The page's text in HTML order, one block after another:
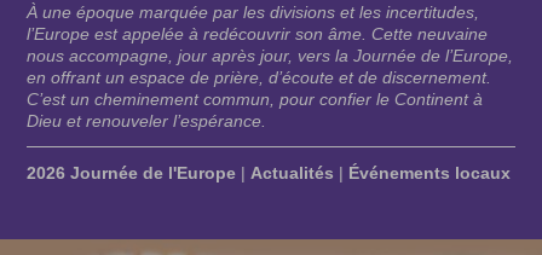
À une époque marquée par les divisions et les incertitudes,
l’Europe est appelée à redécouvrir son âme. Cette neuvaine
nous accompagne, jour après jour, vers la Journée de l’Europe,
en offrant un espace de prière, d’écoute et de discernement.
C’est un cheminement commun, pour confier le Continent à
Dieu et renouveler l’espérance.
2026 Journée de l'Europe | Actualités | Événements locaux